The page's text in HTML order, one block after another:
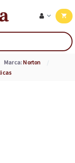
Marca: Norton